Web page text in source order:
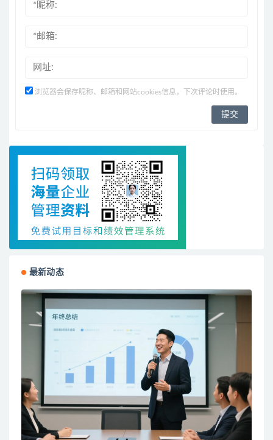
浏览器会保存昵称、邮箱和网站cookies信息，下次评论时使用。
最新动态